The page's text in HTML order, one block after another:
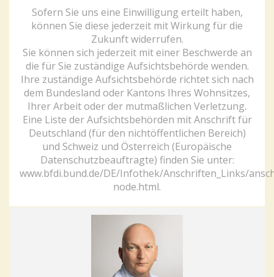
Sofern Sie uns eine Einwilligung erteilt haben,
können Sie diese jederzeit mit Wirkung für die
Zukunft widerrufen.
Sie können sich jederzeit mit einer Beschwerde an
die für Sie zuständige Aufsichtsbehörde wenden.
Ihre zuständige Aufsichtsbehörde richtet sich nach
dem Bundesland oder Kantons Ihres Wohnsitzes,
Ihrer Arbeit oder der mutmaßlichen Verletzung.
Eine Liste der Aufsichtsbehörden mit Anschrift für
Deutschland (für den nichtöffentlichen Bereich)
und Schweiz und Österreich (Europäische
Datenschutzbeauftragte) finden Sie unter:
www.bfdi.bund.de/DE/Infothek/Anschriften_Links/
node.html.